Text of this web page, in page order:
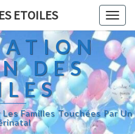
ETOILES
DES
Familles Touchées Par Un